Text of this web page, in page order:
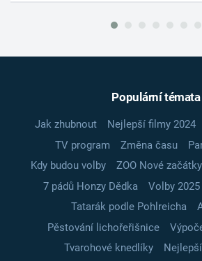
Populární témata
Jak zhubnout Nejlepší filmy 2024
TV program
Změna času
Kdy budou volby
ZOO Nové začátky
7 pádů Honzy Dědka
Volby 2025
Tatarák podle Pohlreicha
Pěstování lichořeřišnice
Tvarohové knedlíky